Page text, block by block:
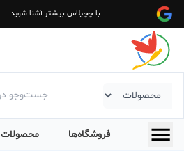
با چچیلاس بیشتر آشنا شوید
فروشگاه‌ها محصولات